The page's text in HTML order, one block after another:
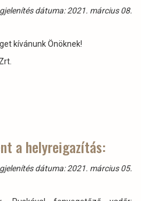
dátuma: 2021. március 08.
kívánunk Önöknek!
a helyreigazítás:
dátuma: 2021. március 05.